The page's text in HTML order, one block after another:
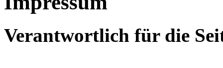
Verantwortlich für die